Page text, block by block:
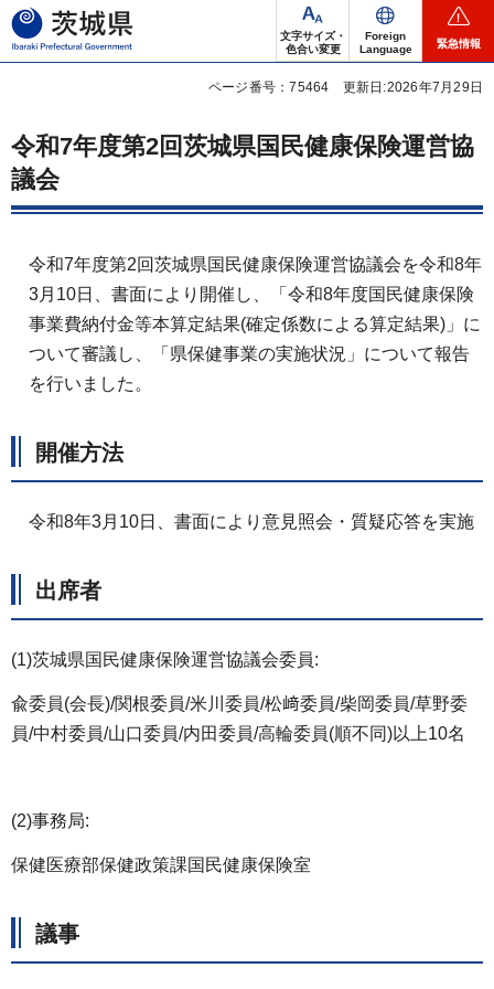
茨城県
文字サイズ・
色合い変更
Foreign
Language
緊急情報
ページ番号：75464 更新日:2026年7月29日
令和7年度第2回茨城県国民健康保険運営協
議会
令和7年度第2回茨城県国民健康保険運営協議会を令和8年
3月10日、書面により開催し、「令和8年度国民健康保険
事業費納付金等本算定結果(確定係数による算定結果)」に
ついて審議し、「県保健事業の実施状況」について報告
を行いました。
開催方法
令和8年3月10日、書面により意見照会・質疑応答を実施
出席者
(1)茨城県国民健康保険運営協議会委員:
兪委員(会長)/関根委員/米川委員/松﨑委員/柴岡委員/草野委
員/中村委員/山口委員/内田委員/高輪委員(順不同)以上10名
(2)事務局:
保健医療部保健政策課国民健康保険室
議事